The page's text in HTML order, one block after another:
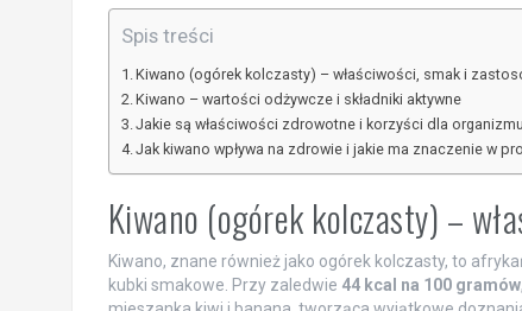
Spis treści
Kiwano (ogórek kolczasty) – właściwości, smak i
Kiwano – wartości odżywcze i składniki aktywne
Jakie są właściwości zdrowotne i korzyści dla
Jak kiwano wpływa na zdrowie i jakie ma znaczenie w
Kiwano (ogórek kolczasty) –
Kiwano, znane również jako ogórek kolczasty, to
kubki smakowe. Przy zaledwie 44 kcal na 100 gramów